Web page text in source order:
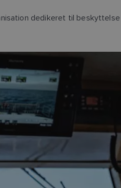
dedikeret til